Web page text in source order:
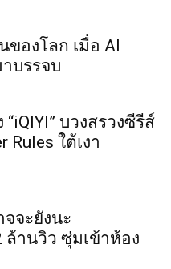
ของโลก เมื่อ AI
บรรจบ
“iQIYI” บวงสรวงซีรีส์
Rules ใต้เงา
จะยังนะ
ล้านวิว ซุ่มเข้าห้อง